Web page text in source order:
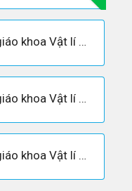
Giải câu 1 Trang 74 - Sách giáo khoa Vật lí 12
Giải câu 2 Trang 74 - Sách giáo khoa Vật lí 12
Giải câu 3 Trang 74 - Sách giáo khoa Vật lí 12